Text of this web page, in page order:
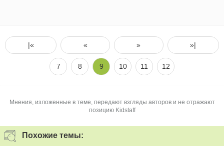
|« « » »|
7 8 9 10 11 12
Мнения, изложенные в теме, передают взгляды авторов и не отражают
позицию Kidstaff
Похожие темы: